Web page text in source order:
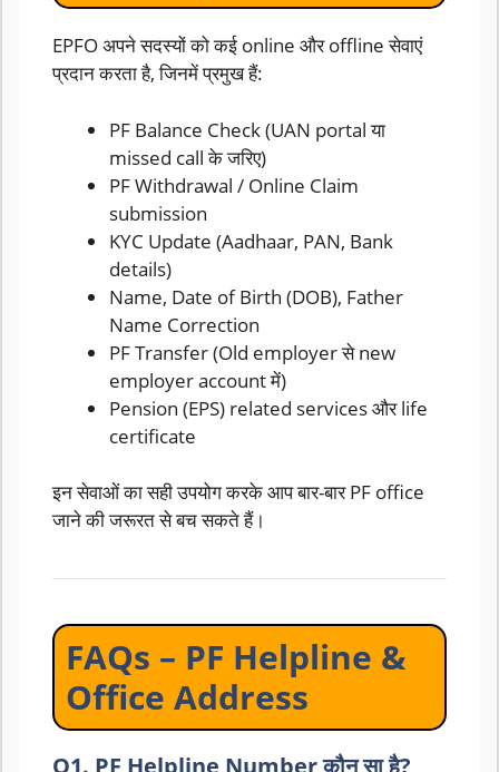
EPFO अपने सदस्यों को कई online और offline सेवाएं
प्रदान करता है, जिनमें प्रमुख हैं:
PF Balance Check (UAN portal या
missed call के जरिए)
PF Withdrawal / Online Claim
submission
KYC Update (Aadhaar, PAN, Bank
details)
Name, Date of Birth (DOB), Father
Name Correction
PF Transfer (Old employer से new
employer account में)
Pension (EPS) related services और life
certificate
इन सेवाओं का सही उपयोग करके आप बार-बार PF office
जाने की जरूरत से बच सकते हैं।
FAQs – PF Helpline &
Office Address